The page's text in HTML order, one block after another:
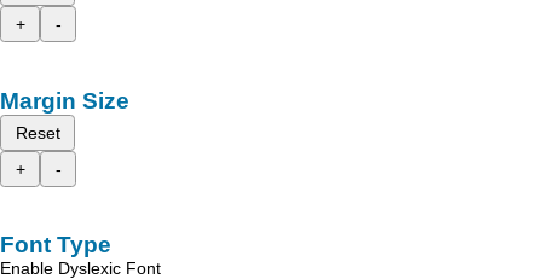
+
-
Margin Size
Reset
+
-
Font Type
Enable Dyslexic Font